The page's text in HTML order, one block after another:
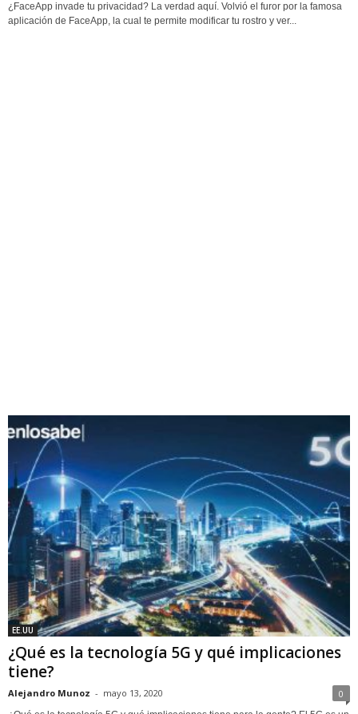
¿FaceApp invade tu privacidad? La verdad aquí. Volvió el furor por la famosa
aplicación de FaceApp, la cual te permite modificar tu rostro y ver...
EE.UU
¿Qué es la tecnología 5G y qué implicaciones
tiene?
Alejandro Munoz - mayo 13, 2020 0